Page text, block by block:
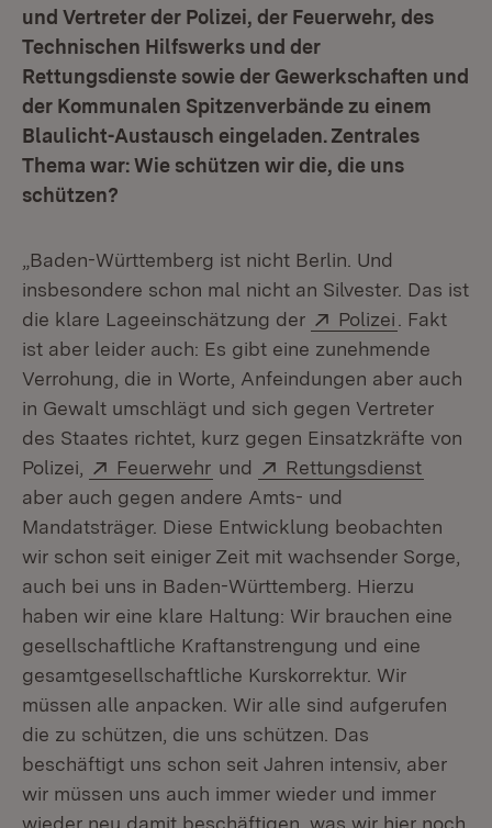
und Vertreter der Polizei, der Feuerwehr, des
Technischen Hilfswerks und der
Rettungsdienste sowie der Gewerkschaften und
der Kommunalen Spitzenverbände zu einem
Blaulicht-Austausch eingeladen. Zentrales
Thema war: Wie schützen wir die, die uns
schützen?
„Baden-Württemberg ist nicht Berlin. Und
insbesondere schon mal nicht an Silvester. Das ist
die klare Lageeinschätzung der
Extern:
Polizei (Öffnet in
. Fakt
ist aber leider auch: Es gibt eine zunehmende
Verrohung, die in Worte, Anfeindungen aber auch
in Gewalt umschlägt und sich gegen Vertreter
des Staates richtet, kurz gegen Einsatzkräfte von
Polizei,
Extern:
Feuerwehr (Öffnet in neuem Fenster)
und Extern:
Rettungsdienst
aber auch gegen andere Amts- und
Mandatsträger. Diese Entwicklung beobachten
wir schon seit einiger Zeit mit wachsender Sorge,
auch bei uns in Baden-Württemberg. Hierzu
haben wir eine klare Haltung: Wir brauchen eine
gesellschaftliche Kraftanstrengung und eine
gesamtgesellschaftliche Kurskorrektur. Wir
müssen alle anpacken. Wir alle sind aufgerufen
die zu schützen, die uns schützen. Das
beschäftigt uns schon seit Jahren intensiv, aber
wir müssen uns auch immer wieder und immer
wieder neu damit beschäftigen, was wir hier noch